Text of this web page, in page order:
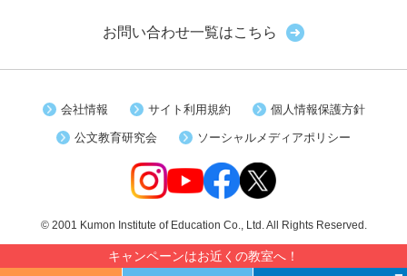
キャンペーンはお近くの教室へ！
お問い合わせ一覧はこちら
会社情報 サイト利用規約 個人情報保護方針
公文教育研究会 ソーシャルメディアポリシー
© 2001 Kumon Institute of Education Co., Ltd. All Rights Reserved.